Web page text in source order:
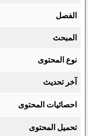
الفصل
المبحث
نوع المحتوى
آخر تحديث
احصائيات المحتوى
تحميل المحتوى